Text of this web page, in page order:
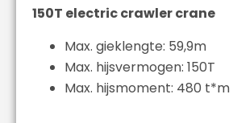
150T electric crawler crane
Max. gieklengte: 59,9m
Max. hijsvermogen: 150T
Max. hijsmoment: 480 t*m